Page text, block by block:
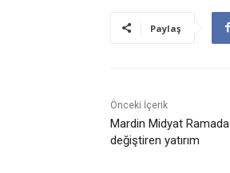
Paylaş
Önceki İçerik
Mardin Midyat
değiştiren yatırım